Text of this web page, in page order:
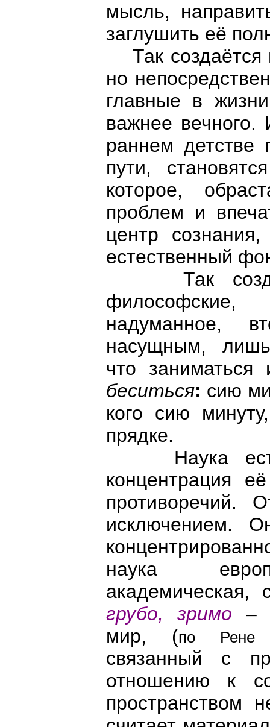
мысль,
заглушить её
Так создаётся
но
главные в
важнее
раннем
пути,
которое,
проблем и
центр
естественный
Так
надуманное,
насущным, лишь
что
беситься: сию
кого сию
прядке.
Наука есть
концентрация
противоречий.
исключением.
наука
грубо, зримо –
мир, (по Рене
связанный с
отношению к
пространством